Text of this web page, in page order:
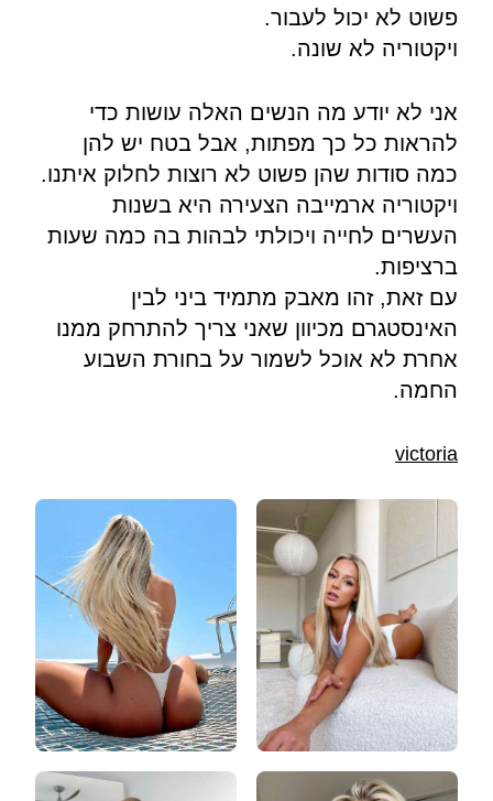
פשוט לא יכול לעבור.
ויקטוריה לא שונה.
אני לא יודע מה הנשים האלה עושות כדי
להראות כל כך מפתות, אבל בטח יש להן
כמה סודות שהן פשוט לא רוצות לחלוק איתנו.
ויקטוריה ארמייבה הצעירה היא בשנות
העשרים לחייה ויכולתי לבהות בה כמה שעות
ברציפות.
עם זאת, זהו מאבק מתמיד ביני לבין
האינסטגרם מכיוון שאני צריך להתרחק ממנו
אחרת לא אוכל לשמור על בחורת השבוע
החמה.
victoria